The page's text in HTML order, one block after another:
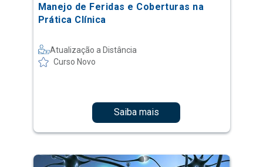
Manejo de Feridas e Coberturas na
Prática Clínica
Atualização a Distância
Curso Novo
Saiba mais